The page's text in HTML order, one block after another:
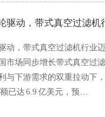
驱动，带式真空过滤
动，带式真空过滤机行业
市场同步增长带式真空过
与下游需求的双重拉动下
已达 6.9 亿美元，预…